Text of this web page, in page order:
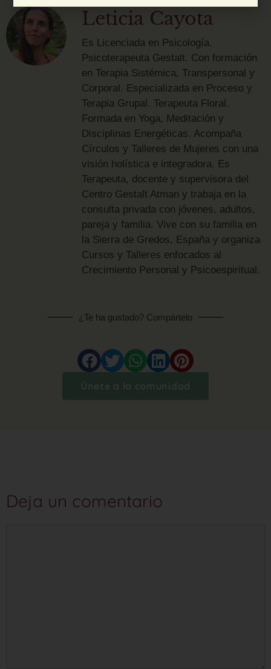
Leticia Cayota
Es Licenciada en Psicología.
Psicoterapeuta Gestalt. Con formación
en Terapia Sistémica, Transpersonal y
Corporal. Especializada en Proceso y
Terapia Grupal. Terapeuta Floral.
Formada en Yoga, Meditación y
Disciplinas Energéticas. Acompaña
Círculos y Talleres de Mujeres con una
visión holística e integradora. Es
Terapeuta, docente y supervisora del
Centro Gestalt Atman y trabaja en la
consulta privada con jóvenes, adultos,
pareja y familia. Vive con su familia en
la Sierra de Gredos, España y organiza
Cursos y Talleres enfocados al
Crecimiento Personal y Psicoespiritual.
¿Te ha gustado? Compártelo
Únete a la comunidad
Deja un comentario